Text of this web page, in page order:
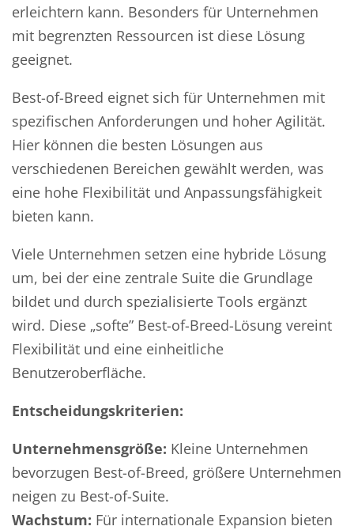
erleichtern kann. Besonders für Unternehmen
mit begrenzten Ressourcen ist diese Lösung
geeignet.
Best-of-Breed eignet sich für Unternehmen mit
spezifischen Anforderungen und hoher Agilität.
Hier können die besten Lösungen aus
verschiedenen Bereichen gewählt werden, was
eine hohe Flexibilität und Anpassungsfähigkeit
bieten kann.
Viele Unternehmen setzen eine hybride Lösung
um, bei der eine zentrale Suite die Grundlage
bildet und durch spezialisierte Tools ergänzt
wird. Diese „softe” Best-of-Breed-Lösung vereint
Flexibilität und eine einheitliche
Benutzeroberfläche.
Entscheidungskriterien:
Unternehmensgröße: Kleine Unternehmen
bevorzugen Best-of-Breed, größere Unternehmen
neigen zu Best-of-Suite.
Wachstum: Für internationale Expansion bieten